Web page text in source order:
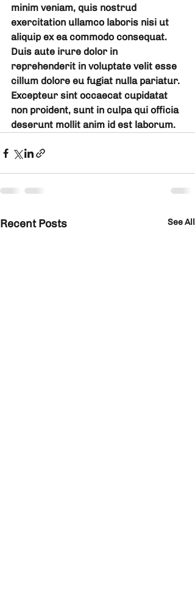
minim veniam, quis nostrud
exercitation ullamco laboris nisi ut
aliquip ex ea commodo consequat.
Duis aute irure dolor in
reprehenderit in voluptate velit esse
cillum dolore eu fugiat nulla pariatur.
Excepteur sint occaecat cupidatat
non proident, sunt in culpa qui officia
deserunt mollit anim id est laborum.
Recent Posts See All